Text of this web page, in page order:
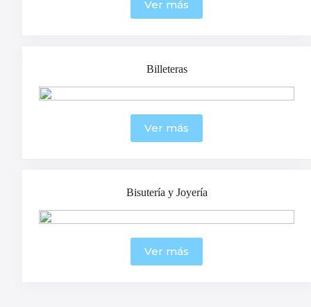
Ver más
Billeteras
Ver más
Bisutería y Joyería
Ver más